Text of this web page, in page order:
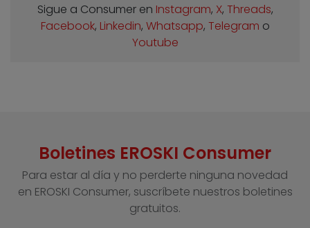
Sigue a Consumer en Instagram, X, Threads,
Facebook, Linkedin, Whatsapp, Telegram o
Youtube
Boletines EROSKI Consumer
Para estar al día y no perderte ninguna novedad
en EROSKI Consumer, suscríbete nuestros boletines
gratuitos.